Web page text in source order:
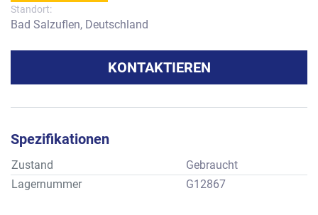
Standort:
Bad Salzuflen, Deutschland
KONTAKTIEREN
Spezifikationen
Zustand
Gebraucht
Lagernummer
G12867